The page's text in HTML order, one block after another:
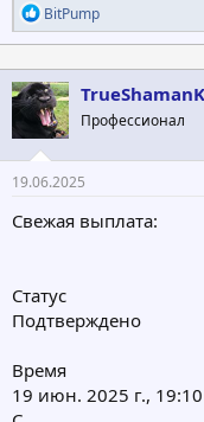
Р
е
а
к
ц
и
и
:
BitPump
Профессионал
19.06.2025
Свежая выплата:
Статус
Подтверждено
Время
19 июн. 2025 г., 19:10